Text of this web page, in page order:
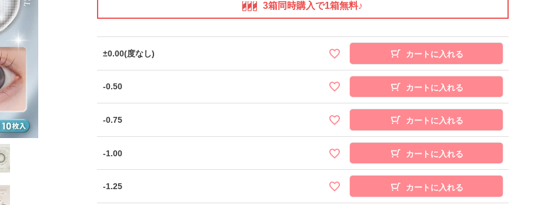
3箱同時購入で1箱無料♪
±0.00(度なし) カートに入れる
-0.50 カートに入れる
-0.75 カートに入れる
-1.00 カートに入れる
-1.25 カートに入れる